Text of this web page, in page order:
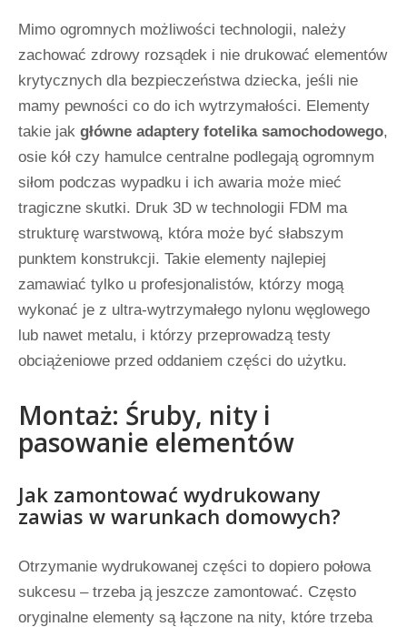
Mimo ogromnych możliwości technologii, należy
zachować zdrowy rozsądek i nie drukować elementów
krytycznych dla bezpieczeństwa dziecka, jeśli nie
mamy pewności co do ich wytrzymałości. Elementy
takie jak główne adaptery fotelika samochodowego,
osie kół czy hamulce centralne podlegają ogromnym
siłom podczas wypadku i ich awaria może mieć
tragiczne skutki. Druk 3D w technologii FDM ma
strukturę warstwową, która może być słabszym
punktem konstrukcji. Takie elementy najlepiej
zamawiać tylko u profesjonalistów, którzy mogą
wykonać je z ultra-wytrzymałego nylonu węglowego
lub nawet metalu, i którzy przeprowadzą testy
obciążeniowe przed oddaniem części do użytku.
Montaż: Śruby, nity i
pasowanie elementów
Jak zamontować wydrukowany
zawias w warunkach domowych?
Otrzymanie wydrukowanej części to dopiero połowa
sukcesu – trzeba ją jeszcze zamontować. Często
oryginalne elementy są łączone na nity, które trzeba